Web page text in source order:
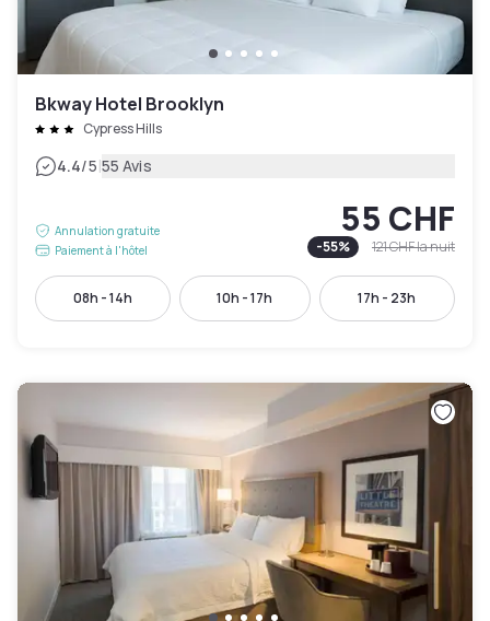
Bkway Hotel Brooklyn
Cypress Hills
4.4/5|55 Avis
Annulation gratuite
Paiement à l'hôtel
55 CHF
-55% 121 CHFla nuit
08h - 14h 10h - 17h 17h - 23h